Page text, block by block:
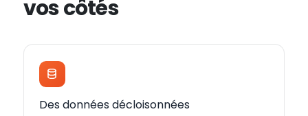
vos côtés
Des données décloisonnées